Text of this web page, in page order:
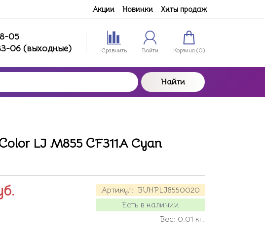
Акции Новинки Хиты продаж
05
06 (выходные)
Сравнить Войти Корзина (0)
Найти
LJ M855 CF311A Сyan
Артикул: BUHPLJ8550020
Есть в наличии
Вес: 0.01 кг.